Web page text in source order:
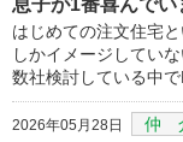
はじめての注文住宅
しかイメージしてい
数社検討している中で
2026年05月28日 仲